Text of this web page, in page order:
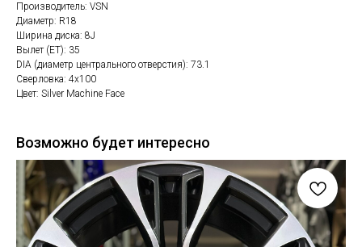
Производитель: VSN
Диаметр: R18
Ширина диска: 8J
Вылет (ET): 35
DIA (диаметр центрального отверстия): 73.1
Сверловка: 4х100
Цвет: Silver Machine Face
Возможно будет интересно